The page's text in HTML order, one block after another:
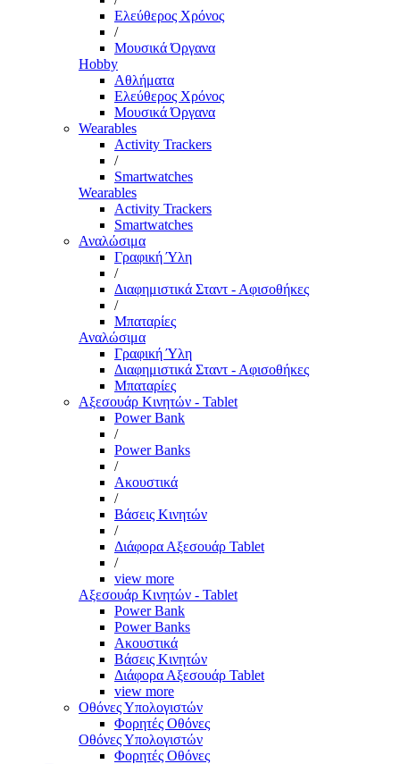
Ελεύθερος Χρόνος
/
Μουσικά Όργανα
Hobby
Αθλήματα
Ελεύθερος Χρόνος
Μουσικά Όργανα
Wearables
Activity Trackers
/
Smartwatches
Wearables
Activity Trackers
Smartwatches
Αναλώσιμα
Γραφική Ύλη
/
Διαφημιστικά Σταντ - Αφισοθήκες
/
Μπαταρίες
Αναλώσιμα
Γραφική Ύλη
Διαφημιστικά Σταντ - Αφισοθήκες
Μπαταρίες
Αξεσουάρ Κινητών - Tablet
Power Bank
/
Power Banks
/
Ακουστικά
/
Βάσεις Κινητών
/
Διάφορα Αξεσουάρ Tablet
/
view more
Αξεσουάρ Κινητών - Tablet
Power Bank
Power Banks
Ακουστικά
Βάσεις Κινητών
Διάφορα Αξεσουάρ Tablet
view more
Οθόνες Υπολογιστών
Φορητές Οθόνες
Οθόνες Υπολογιστών
Φορητές Οθόνες